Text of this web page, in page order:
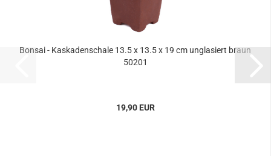
Bonsai - Kaskadenschale 13.5 x 13.5 x 19 cm unglasiert braun
50201
19,90 EUR